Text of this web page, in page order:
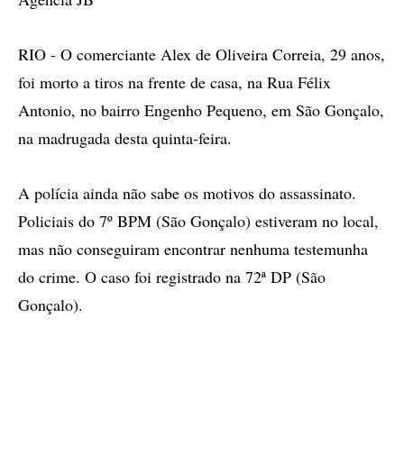
RIO - O comerciante Alex de Oliveira Correia, 29 anos,
foi morto a tiros na frente de casa, na Rua Félix
Antonio, no bairro Engenho Pequeno, em São Gonçalo,
na madrugada desta quinta-feira.
A polícia ainda não sabe os motivos do assassinato.
Policiais do 7º BPM (São Gonçalo) estiveram no local,
mas não conseguiram encontrar nenhuma testemunha
do crime. O caso foi registrado na 72ª DP (São
Gonçalo).